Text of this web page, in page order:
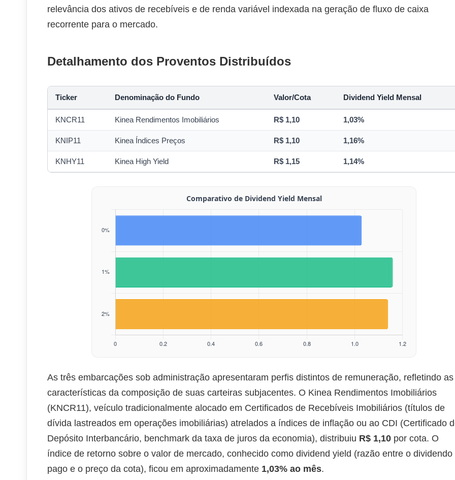
relevância dos ativos de recebíveis e de renda variável indexada na geração de fluxo de caixa
recorrente para o mercado.
Detalhamento dos Proventos Distribuídos
Ticker Denominação do Fundo Valor/Cota Dividend Yield Mensal
KNCR11 Kinea Rendimentos Imobiliários R$ 1,10 1,03%
KNIP11 Kinea Índices Preços R$ 1,10 1,16%
KNHY11 Kinea High Yield R$ 1,15 1,14%
As três embarcações sob administração apresentaram perfis distintos de remuneração, refletindo as
características da composição de suas carteiras subjacentes. O Kinea Rendimentos Imobiliários
(KNCR11), veículo tradicionalmente alocado em Certificados de Recebíveis Imobiliários (títulos de
dívida lastreados em operações imobiliárias) atrelados a índices de inflação ou ao CDI (Certificado
Depósito Interbancário, benchmark da taxa de juros da economia), distribuiu R$ 1,10 por cota. O
índice de retorno sobre o valor de mercado, conhecido como dividend yield (razão entre o dividendo
pago e o preço da cota), ficou em aproximadamente 1,03% ao mês.